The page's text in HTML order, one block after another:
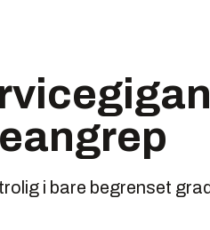
i bare begrenset